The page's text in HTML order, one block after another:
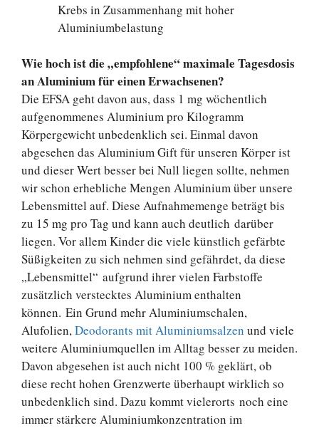
Krebs in Zusammenhang mit hoher
Aluminiumbelastung
Wie hoch ist die „empfohlene“ maximale Tagesdosis
an Aluminium für einen Erwachsenen?
Die EFSA geht davon aus, dass 1 mg wöchentlich
aufgenommenes Aluminium pro Kilogramm
Körpergewicht unbedenklich sei. Einmal davon
abgesehen das Aluminium Gift für unseren Körper ist
und dieser Wert besser bei Null liegen sollte, nehmen
wir schon erhebliche Mengen Aluminium über unsere
Lebensmittel auf. Diese Aufnahmemenge beträgt bis
zu 15 mg pro Tag und kann auch deutlich darüber
liegen. Vor allem Kinder die viele künstlich gefärbte
Süßigkeiten zu sich nehmen sind gefährdet, da diese
„Lebensmittel“ aufgrund ihrer vielen Farbstoffe
zusätzlich verstecktes Aluminium enthalten
können. Ein Grund mehr Aluminiumschalen,
Alufolien,Deodorants mit Aluminiumsalzen und viele
weitere Aluminiumquellen im Alltag besser zu meiden.
Davon abgesehen ist auch nicht 100 % geklärt, ob
diese recht hohen Grenzwerte überhaupt wirklich so
unbedenklich sind. Dazu kommt vielerorts noch eine
immer stärkere Aluminiumkonzentration im